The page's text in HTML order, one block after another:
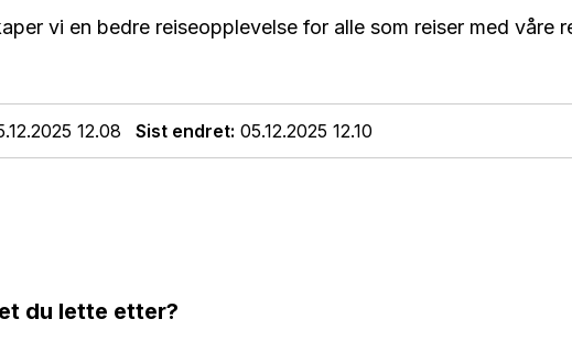
vi en bedre reiseopplevelse for alle som reiser med våre
12.08 Sist endret 05.12.2025 12.10
du lette etter?